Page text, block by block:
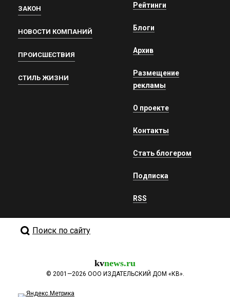
ЗАКОН
НОВОСТИ КОМПАНИЙ
ПРОИСШЕСТВИЯ
СТИЛЬ ЖИЗНИ
Рейтинги
Блоги
Архив
Размещение
рекламы
О проекте
Контакты
Стать блогером
Подписка
RSS
Поиск по сайту
kvnews.ru
© 2001—2026 ООО ИЗДАТЕЛЬСКИЙ ДОМ «КВ».